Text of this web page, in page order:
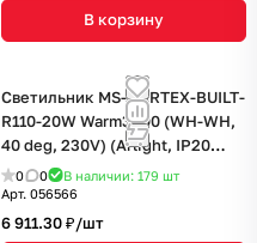
В корзину
Светильник MS-VORTEX-BUILT-
R110-20W Warm3000 (WH-WH,
40 deg, 230V) (Arlight, IP20
Металл, 5 лет)
0 0 В наличии: 179 шт
Арт. 056566
6 911.30 ₽/шт